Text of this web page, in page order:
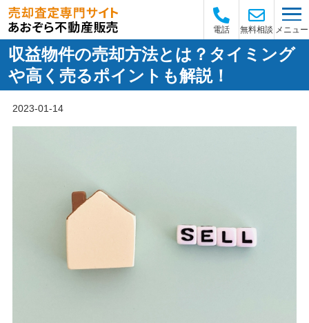
電話 無料相談 メニュー
収益物件の売却方法とは？タイミング
や高く売るポイントも解説！
2023-01-14